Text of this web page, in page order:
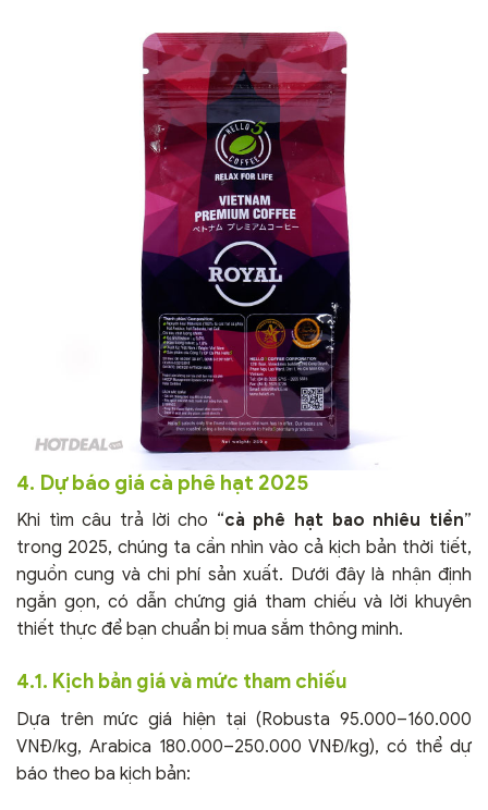
4. Dự báo giá cà phê hạt 2025
Khi tìm câu trả lời cho “cà phê hạt bao nhiêu tiền”
trong 2025, chúng ta cần nhìn vào cả kịch bản thời tiết,
nguồn cung và chi phí sản xuất. Dưới đây là nhận định
ngắn gọn, có dẫn chứng giá tham chiếu và lời khuyên
thiết thực để bạn chuẩn bị mua sắm thông minh.
4.1. Kịch bản giá và mức tham chiếu
Dựa trên mức giá hiện tại (Robusta 95.000–160.000
VNĐ/kg, Arabica 180.000–250.000 VNĐ/kg), có thể dự
báo theo ba kịch bản: